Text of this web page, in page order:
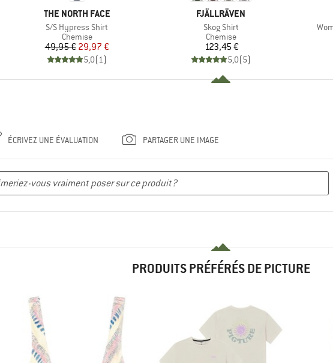
MARQUE
THE NORTH FACE
Article
S/S Hypress Shirt
Product group
Chemise
Prix
49,95 €Prix réduit
29,97 €
5,0(1)
MARQUE
FJÄLLRÄVEN
Article
Skog Shirt
Product group
Chemise
Prix
123,45 €
5,0(5)
ÉCRIVEZ UNE ÉVALUATION PARTAGER UNE IMAGE
PRODUITS PRÉFÉRÉS DE PICTURE